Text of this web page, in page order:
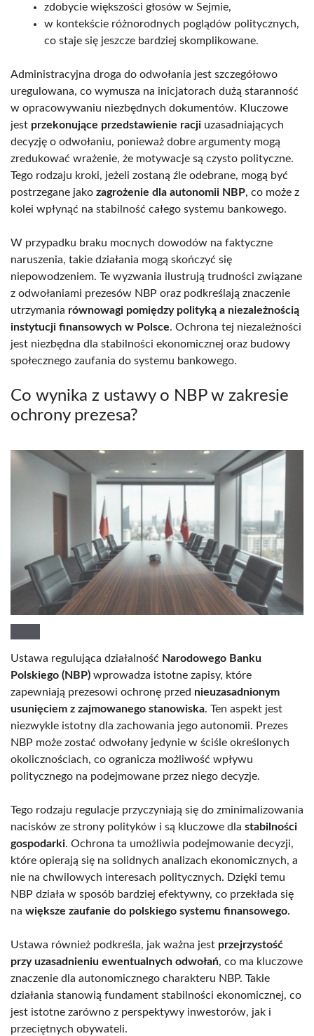
zdobycie większości głosów w Sejmie,
w kontekście różnorodnych poglądów politycznych,
co staje się jeszcze bardziej skomplikowane.
Administracyjna droga do odwołania jest szczegółowo
uregulowana, co wymusza na inicjatorach dużą staranność
w opracowywaniu niezbędnych dokumentów. Kluczowe
jest przekonujące przedstawienie racji uzasadniających
decyzję o odwołaniu, ponieważ dobre argumenty mogą
zredukować wrażenie, że motywacje są czysto polityczne.
Tego rodzaju kroki, jeżeli zostaną źle odebrane, mogą być
postrzegane jako zagrożenie dla autonomii NBP, co może z
kolei wpłynąć na stabilność całego systemu bankowego.
W przypadku braku mocnych dowodów na faktyczne
naruszenia, takie działania mogą skończyć się
niepowodzeniem. Te wyzwania ilustrują trudności związane
z odwołaniami prezesów NBP oraz podkreślają znaczenie
utrzymania równowagi pomiędzy polityką a niezależnością
instytucji finansowych w Polsce. Ochrona tej niezależności
jest niezbędna dla stabilności ekonomicznej oraz budowy
społecznego zaufania do systemu bankowego.
Co wynika z ustawy o NBP w zakresie
ochrony prezesa?
Ustawa regulująca działalność Narodowego Banku
Polskiego (NBP) wprowadza istotne zapisy, które
zapewniają prezesowi ochronę przed nieuzasadnionym
usunięciem z zajmowanego stanowiska. Ten aspekt jest
niezwykle istotny dla zachowania jego autonomii. Prezes
NBP może zostać odwołany jedynie w ściśle określonych
okolicznościach, co ogranicza możliwość wpływu
politycznego na podejmowane przez niego decyzje.
Tego rodzaju regulacje przyczyniają się do zminimalizowania
nacisków ze strony polityków i są kluczowe dla stabilności
gospodarki. Ochrona ta umożliwia podejmowanie decyzji,
które opierają się na solidnych analizach ekonomicznych, a
nie na chwilowych interesach politycznych. Dzięki temu
NBP działa w sposób bardziej efektywny, co przekłada się
na większe zaufanie do polskiego systemu finansowego.
Ustawa również podkreśla, jak ważna jest przejrzystość
przy uzasadnieniu ewentualnych odwołań, co ma kluczowe
znaczenie dla autonomicznego charakteru NBP. Takie
działania stanowią fundament stabilności ekonomicznej, co
jest istotne zarówno z perspektywy inwestorów, jak i
przeciętnych obywateli.